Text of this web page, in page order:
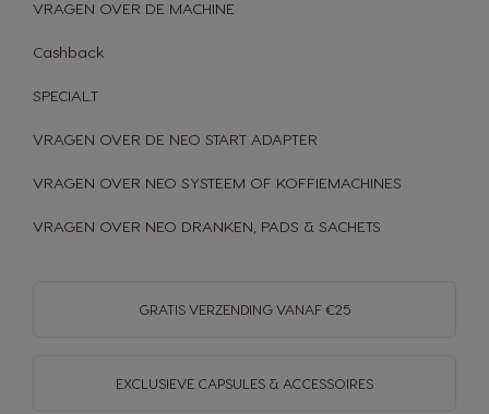
VRAGEN OVER DE MACHINE
Cashback
SPECIAL.T
VRAGEN OVER DE NEO START ADAPTER
VRAGEN OVER NEO SYSTEEM OF KOFFIEMACHINES
VRAGEN OVER NEO DRANKEN, PADS & SACHETS
GRATIS VERZENDING VANAF €25
EXCLUSIEVE CAPSULES & ACCESSOIRES